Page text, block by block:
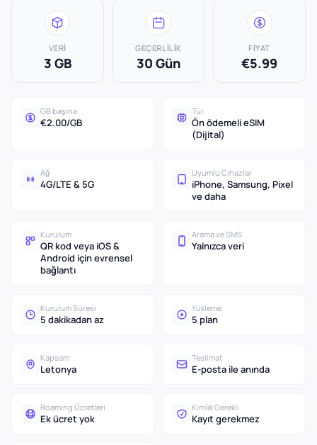
VERI
3 GB
GEÇERLILIK
30 Gün
FIYAT
€5.99
GB başına
€2.00/GB
Tür
Ön ödemeli eSIM
(Dijital)
Ağ
4G/LTE & 5G
Uyumlu Cihazlar
iPhone, Samsung, Pixel
ve daha
Kurulum
QR kod veya iOS &
Android için evrensel
bağlantı
Arama ve SMS
Yalnızca veri
Kurulum Süresi
5 dakikadan az
Yükleme
5 plan
Kapsam
Letonya
Teslimat
E-posta ile anında
Roaming Ücretleri
Ek ücret yok
Kimlik Gerekli
Kayıt gerekmez